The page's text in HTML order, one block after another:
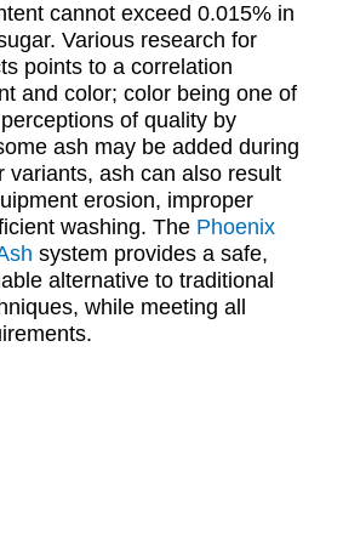
cannot exceed 0.015% in
Various research for
points to a correlation
and color; color being one of
of quality by
ash may be added during
variants, ash can also result
erosion, improper
washing. The Phoenix
system provides a safe,
alternative to traditional
while meeting all